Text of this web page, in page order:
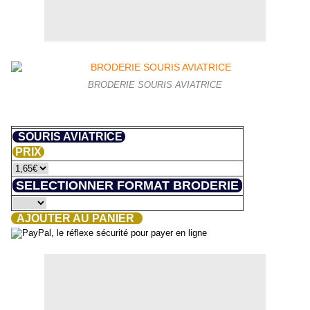
BRODERIE SOURIS AVIATRICE
SOURIS AVIATRICE
PRIX
SELECTIONNER FORMAT BRODERIE
AJOUTER AU PANIER